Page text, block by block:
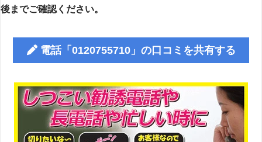
後までご確認ください。
電話「0120755710」の口コミを共有する